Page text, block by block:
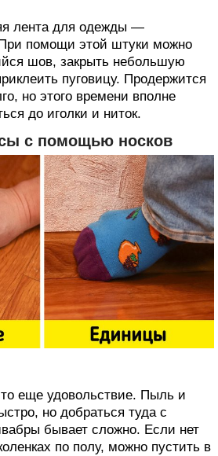
лента для одежды —
помощи этой штуки можно
шов, закрыть небольшую
пуговицу. Продержится
но этого времени вполне
до иголки и ниток.
с помощью носков
еще удовольствие. Пыль и
но добраться туда с
бывает сложно. Если нет
по полу, можно пустить в